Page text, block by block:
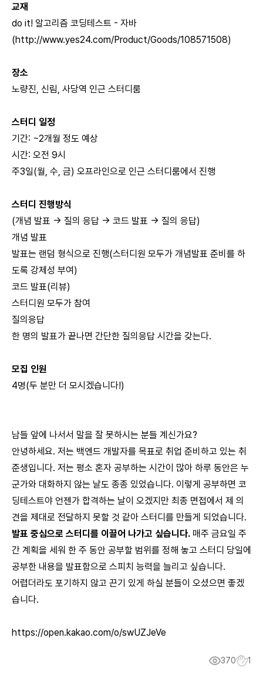
교재
do it! 알고리즘 코딩테스트 - 자바
(http://www.yes24.com/Product/Goods/108571508)
장소
노량진, 신림, 사당역 인근 스터디룸
스터디 일정
기간: ~2개월 정도 예상
시간: 오전 9시
주3일(월, 수, 금) 오프라인으로 인근 스터디룸에서 진행
스터디 진행방식
(개념 발표 -> 질의 응답 -> 코드 발표 -> 질의 응답)
개념 발표
발표는 랜덤 형식으로 진행(스터디원 모두가 개념발표 준비를 하
도록 강제성 부여)
코드 발표(리뷰)
스터디원 모두가 참여
질의응답
한 명의 발표가 끝나면 간단한 질의응답 시간을 갖는다.
모집 인원
4명(두 분만 더 모시겠습니다!)
남들 앞에 나서서 말을 잘 못하시는 분들 계신가요?
안녕하세요. 저는 백엔드 개발자를 목표로 취업 준비하고 있는 취
준생입니다. 저는 평소 혼자 공부하는 시간이 많아 하루 동안은 누
군가와 대화하지 않는 날도 종종 있었습니다. 이렇게 공부하면 코
딩테스트야 언젠가 합격하는 날이 오겠지만 최종 면접에서 제 의
견을 제대로 전달하지 못할 것 같아 스터디를 만들게 되었습니다.
발표 중심으로 스터디를 이끌어 나가고 싶습니다. 매주 금요일 주
간 계획을 세워 한 주 동안 공부할 범위를 정해 놓고 스터디 당일에
공부한 내용을 발표함으로 스피치 능력을 늘리고 싶습니다.
어렵더라도 포기하지 않고 끈기 있게 하실 분들이 오셨으면 좋겠
습니다.
https://open.kakao.com/o/swUZJeVe
370 1